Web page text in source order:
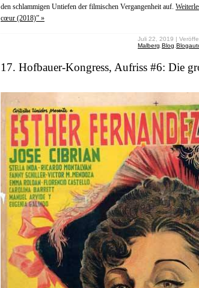
den schlammigen Untiefen der filmischen Vergangenheit auf.
cœur (2018)” »
Juli 22, 2019 |
Malberg Blog
17. Hofbauer-Kongress, Aufriss #6: Die